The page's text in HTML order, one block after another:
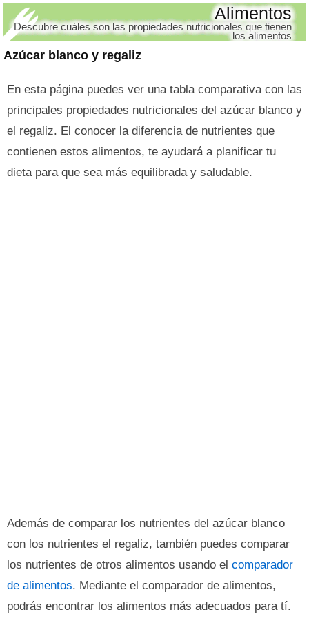
Azúcar blanco y regaliz
Alimentos
Descubre cuáles son las propiedades nutricionales que tienen
los alimentos
En esta página puedes ver una tabla comparativa con las
principales propiedades nutricionales del azúcar blanco y
el regaliz. El conocer la diferencia de nutrientes que
contienen estos alimentos, te ayudará a planificar tu
dieta para que sea más equilibrada y saludable.
Además de comparar los nutrientes del azúcar blanco
con los nutrientes el regaliz, también puedes comparar
los nutrientes de otros alimentos usando el comparador
de alimentos. Mediante el comparador de alimentos,
podrás encontrar los alimentos más adecuados para tí.